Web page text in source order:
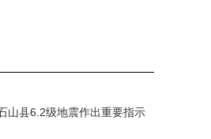
山县6.2级地震作出重要指示